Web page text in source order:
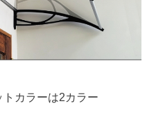
トカラーは2カラー